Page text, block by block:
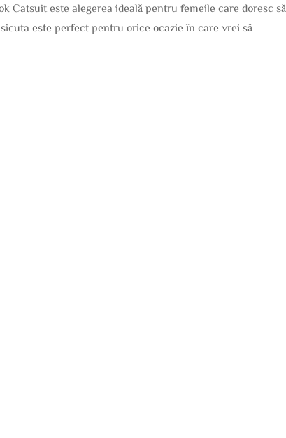
Catsuit este alegerea ideală pentru femeile care doresc să
este perfect pentru orice ocazie în care vrei să